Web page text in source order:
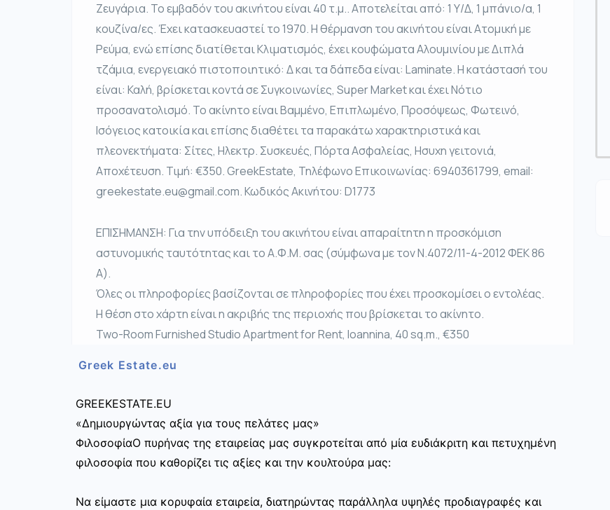
Ζευγάρια. Το εμβαδόν του ακινήτου είναι 40 τ.μ.. Αποτελείται από: 1 Υ/Δ, 1 μπάνιο/α, 1
κουζίνα/ες. Έχει κατασκευαστεί το 1970. Η θέρμανση του ακινήτου είναι Ατομική με
Ρεύμα, ενώ επίσης διατίθεται Κλιματισμός, έχει κουφώματα Αλουμινίου με Διπλά
τζάμια, ενεργειακό πιστοποιητικό: Δ και τα δάπεδα είναι: Laminate. Η κατάστασή του
είναι: Καλή, βρίσκεται κοντά σε Συγκοινωνίες, Super Market και έχει Νότιο
προσανατολισμό. Το ακίνητο είναι Βαμμένο, Επιπλωμένο, Προσόψεως, Φωτεινό,
Ισόγειος κατοικία και επίσης διαθέτει τα παρακάτω χαρακτηριστικά και
πλεονεκτήματα: Σίτες, Ηλεκτρ. Συσκευές, Πόρτα Ασφαλείας, Ησυχη γειτονιά,
Αποχέτευση. Τιμή: €350. GreekEstate, Τηλέφωνο Επικοινωνίας: 6940361799, email:
greekestate.eu@gmail.com. Κωδικός Ακινήτου: D1773
ΕΠΙΣΗΜΑΝΣΗ: Για την υπόδειξη του ακινήτου είναι απαραίτητη η προσκόμιση
αστυνομικής ταυτότητας και το Α.Φ.Μ. σας (σύμφωνα με τον Ν.4072/11-4-2012 ΦΕΚ 86
Α).
Όλες οι πληροφορίες βασίζονται σε πληροφορίες που έχει προσκομίσει ο εντολέας.
Η θέση στο χάρτη είναι η ακριβής της περιοχής που βρίσκεται το ακίνητο.
Two-Room Furnished Studio Apartment for Rent, Ioannina, 40 sq.m., €350
Greek Estate.eu
GREEKESTATE.EU
«Δημιουργώντας αξία για τους πελάτες μας»
ΦιλοσοφίαΟ πυρήνας της εταιρείας μας συγκροτείται από μία ευδιάκριτη και πετυχημένη
φιλοσοφία που καθορίζει τις αξίες και την κουλτούρα μας:
Να είμαστε μια κορυφαία εταιρεία, διατηρώντας παράλληλα υψηλές προδιαγραφές και